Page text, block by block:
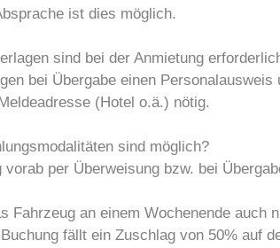
ist dies möglich.
sind bei der Anmietung
bei Übergabe einen
(Hotel o.ä.) nötig.
sind möglich?
vorab per Überweisung bzw. bei
Fahrzeug an einem Wochenende auch
fällt ein Zuschlag von 50% auf